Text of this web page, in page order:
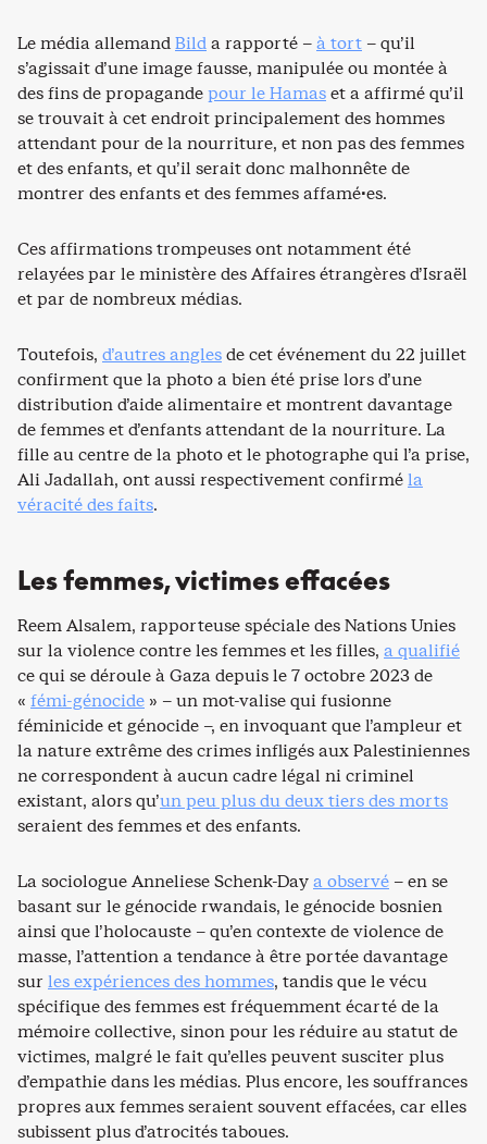
Le média allemandBilda rapporté –à tort – qu’il
s’agissait d’une image fausse, manipulée ou montée à
des fins de propagandepour le Hamaset a affirmé qu’il
se trouvait à cet endroit principalement des hommes
attendant pour de la nourriture, et non pas des femmes
et des enfants, et qu’il serait donc malhonnête de
montrer des enfants et des femmes affamé·es.
Ces affirmations trompeuses ont notamment été
relayées par le ministère des Affaires étrangères d’Israël
et par de nombreux médias.
Toutefois, d’autres anglesde cet événement du 22 juillet
confirment que la photo a bien été prise lors d’une
distribution d’aide alimentaire et montrent davantage
de femmes et d’enfants attendant de la nourriture. La
fille au centre de la photo et le photographe qui l’a prise,
Ali Jadallah, ont aussi respectivement confirméla
véracité des faits.
Les femmes, victimes effacées
Reem Alsalem, rapporteuse spéciale des Nations Unies
sur la violence contre les femmes et les filles, a qualifié
ce qui se déroule à Gaza depuis le 7 octobre 2023 de
« fémi-génocide » – un mot-valise qui fusionne
féminicide et génocide –, en invoquant que l’ampleur et
la nature extrême des crimes infligés aux Palestiniennes
ne correspondent à aucun cadre légal ni criminel
existant, alors qu’un peu plus du deux tiers des morts
seraient des femmes et des enfants.
La sociologue Anneliese Schenk-Daya observé – en se
basant sur le génocide rwandais, le génocide bosnien
ainsi que l’holocauste – qu’en contexte de violence de
masse, l’attention a tendance à être portée davantage
sur les expériences des hommes, tandis que le vécu
spécifique des femmes est fréquemment écarté de la
mémoire collective, sinon pour les réduire au statut de
victimes, malgré le fait qu’elles peuvent susciter plus
d’empathie dans les médias. Plus encore, les souffrances
propres aux femmes seraient souvent effacées, car elles
subissent plus d’atrocités taboues.